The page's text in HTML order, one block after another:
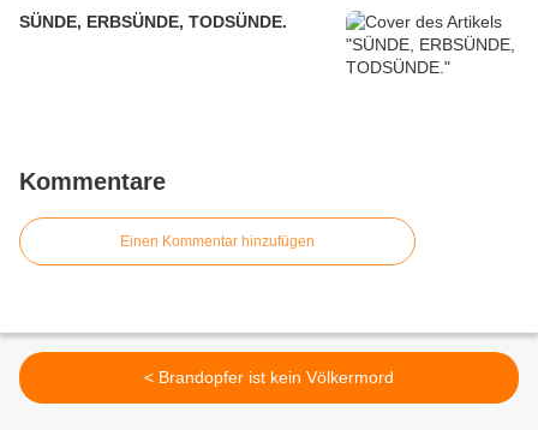
SÜNDE, ERBSÜNDE, TODSÜNDE.
Kommentare
Einen Kommentar hinzufügen
< Brandopfer ist kein Völkermord